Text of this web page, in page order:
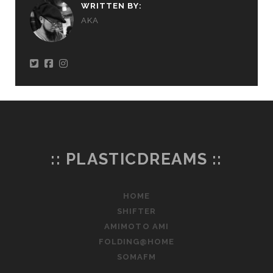
WRITTEN BY:
AKA
:: PLASTICDREAMS ::
HOME
SHIFTER
AMIMOTO AMI
FOLDING@HOME
SOMAFM